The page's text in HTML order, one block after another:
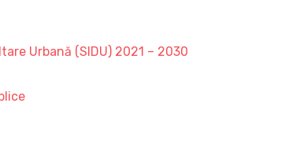
Urbană (SIDU) 2021 – 2030